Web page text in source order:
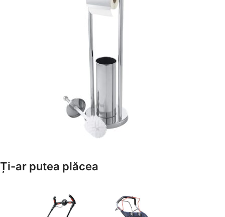
Suporți Hârtie Igenică
Ți-ar putea plăcea